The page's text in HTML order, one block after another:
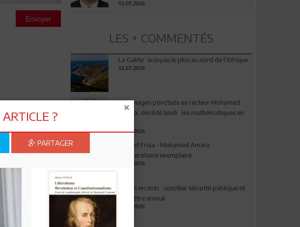
Envoyer
12.07.2026
LES + COMMENTÉS
La Galite : le joyau le plus au nord de l'Afrique
12.07.2026
Hommages ponctués au recteur Mohamed
Amara, décédé lundi : les mathématiques en
03.08.2026
Ahmed Friaa - Mohamed Amara:
l’Universitaire exemplaire
04.08.2026
Chiens errants : concilier sécurité publique et
bien-être animal
17.07.2026
?
PARTAGER